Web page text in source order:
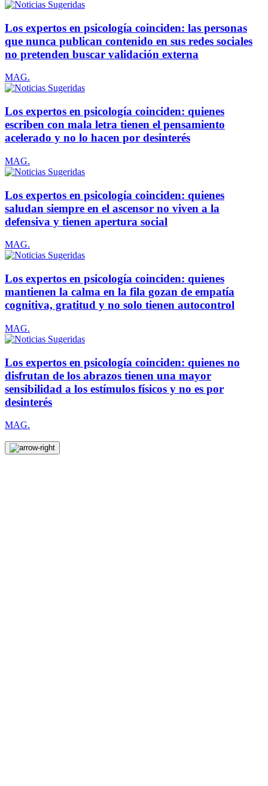
Los expertos en psicología coinciden: las personas
que nunca publican contenido en sus redes sociales
no pretenden buscar validación externa
MAG.
Los expertos en psicología coinciden: quienes
escriben con mala letra tienen el pensamiento
acelerado y no lo hacen por desinterés
MAG.
Los expertos en psicología coinciden: quienes
saludan siempre en el ascensor no viven a la
defensiva y tienen apertura social
MAG.
Los expertos en psicología coinciden: quienes
mantienen la calma en la fila gozan de empatía
cognitiva, gratitud y no solo tienen autocontrol
MAG.
Los expertos en psicología coinciden: quienes no
disfrutan de los abrazos tienen una mayor
sensibilidad a los estímulos físicos y no es por
desinterés
MAG.